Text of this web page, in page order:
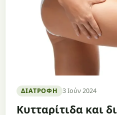
ΔΙΑΤΡΟΦΉ 3 Ιούν 2024
Κυτταρίτιδα και